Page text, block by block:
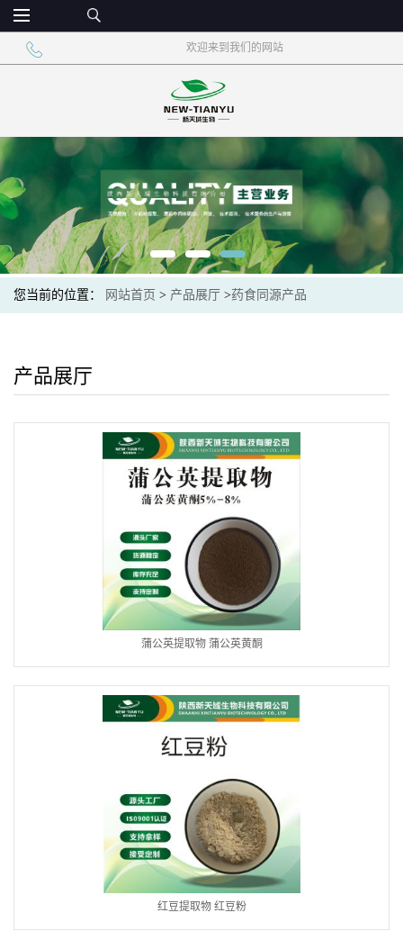
欢迎来到我们的网站
您当前的位置： 网站首页 > 产品展厅 >药食同源产品
产品展厅
蒲公英提取物 蒲公英黄酮
红豆提取物 红豆粉